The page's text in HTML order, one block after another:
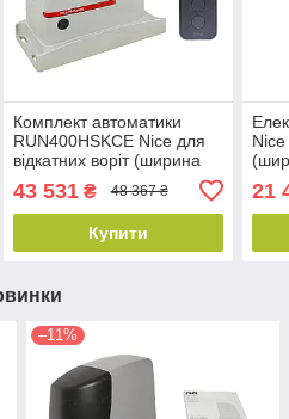
Комплект автоматики
RUN400HSKCE Nice для
відкатних воріт (ширина
43 531₴ 48 367 ₴
Купити
Nice
21
–11%